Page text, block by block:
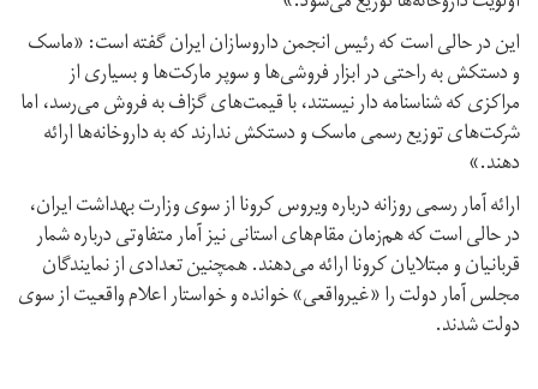
این در حالی است که رئیس انجمن داروسازان ایران گفته است: «ماسک
و دستکش به راحتی در ابزار فروشی‌ها و سوپر مارکت‌ها و بسیاری از
مراکزی که شناسنامه دار نیستند، با قیمت‌های گزاف به فروش می‌رسد، اما
شرکت‌های توزیع رسمی ماسک و دستکش ندارند که به داروخانه‌ها ارائه
دهند.»
ارائه آمار رسمی روزانه درباره ویروس کرونا از سوی وزارت بهداشت ایران،
در حالی است که هم‌زمان مقام‌های استانی نیز آمار متفاوتی درباره شمار
قربانیان و مبتلایان کرونا ارائه می‌دهند. همچنین تعدادی از نمایندگان
مجلس آمار دولت را «غیرواقعی»‌ خوانده و خواستار اعلام واقعیت از سوی
دولت شدند.